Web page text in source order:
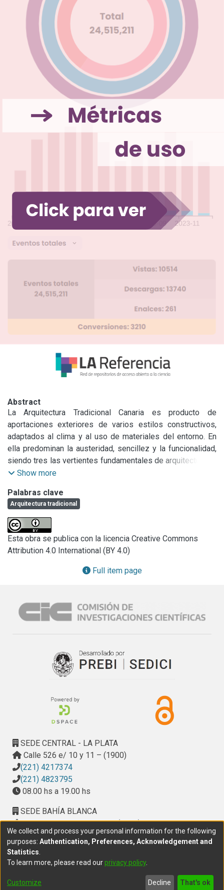
Abstract
La Arquitectura Tradicional Canaria es producto de
aportaciones exteriores de varios estilos constructivos,
adaptados al clima y al uso de materiales del entorno. En
ella predominan la austeridad, sencillez y la funcionalidad,
siendo tres las vertientes fundamentales de arquitectura: la
militar, la religiosa y la civil (Urbana y Rural). El sistema
encepados de piedra, constituidos por mampuestos,
unidos y revestidos con morteros de barro o cal, forjados
de vigas de madera, con tirantes que absorben los
esfuerzos horizontales, y techos de cubierta inclinada con
estructura de madera y tejas sobre un entablonado cuajado,
recibidas con mortero de barro. Se hace necesario realizar
intervenciones en los edificios, ante el requisito de
siniestralidad, y degradación. La conservación, restauración,
consolidación, rehabilitación y remodelación, son las
conservación del edificio con garantías de cumplimiento de
la funcionalidad del mismo.
Show more
Palabras clave
Arquitectura tradicional
Esta obra se publica con la licencia Creative Commons
Attribution 4.0 International (BY 4.0)
Full item page
SEDE CENTRAL - LA PLATA
Calle 526 e/ 10 y 11 – (1900)
(221) 4217374
(221) 4823795
08.00 hs a 19.00 hs
SEDE BAHÍA BLANCA
Calle Ciudad de Cali 320 – (8000). Universidad
Provincial del Sudoeste (UPSO)
(291) 459 2550, interno 147
10.00 h a 14.00 h
We collect and process your personal information for the following
purposes: Authentication, Preferences, Acknowledgement and
Statistics
To learn more, please read ourprivacy policy.
Customize Decline That's ok